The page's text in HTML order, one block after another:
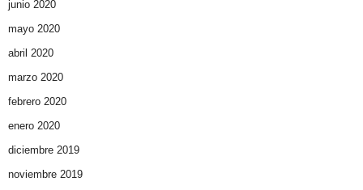
junio 2020
mayo 2020
abril 2020
marzo 2020
febrero 2020
enero 2020
diciembre 2019
noviembre 2019